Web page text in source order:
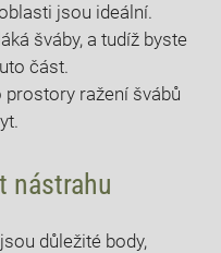
jsou ideální.
šváby, a tudíž byste⁢
část.
prostory ražení švábů
nástrahu
důležité body,